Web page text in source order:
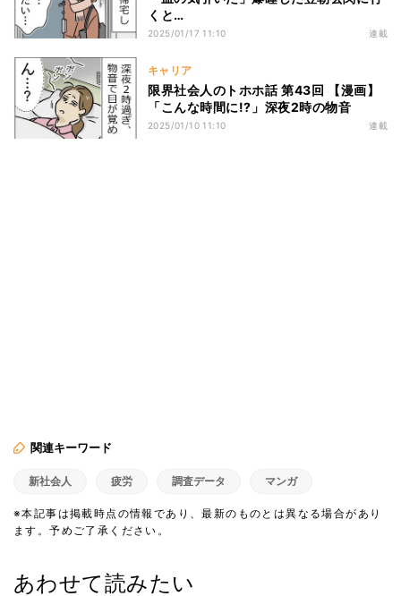
くと…
2025/01/17 11:10 連載
キャリア
限界社会人のトホホ話 第43回 【漫画】
「こんな時間に!?」深夜2時の物音
2025/01/10 11:10 連載
関連キーワード
新社会人 疲労 調査データ マンガ
※本記事は掲載時点の情報であり、最新のものとは異なる場合があり
ます。予めご了承ください。
あわせて読みたい